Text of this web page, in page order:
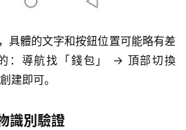
具體的文字和按鈕位置可能略有差
：導航找「錢包」 → 頂部切換
建即可。
識別驗證